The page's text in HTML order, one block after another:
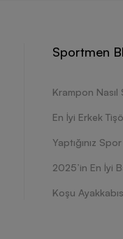
Sportmen
En İyi Erkek
Yaptığınız
2025’in En İyi
Koşu